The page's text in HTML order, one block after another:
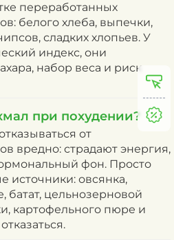
переработанных
белого хлеба, выпечки,
сладких хлопьев. У
индекс, они
набор веса и риск
при похудении?
от
вредно: страдают энергия,
фон. Просто
источники: овсянка,
батат, цельнозерновой
картофельного пюре и